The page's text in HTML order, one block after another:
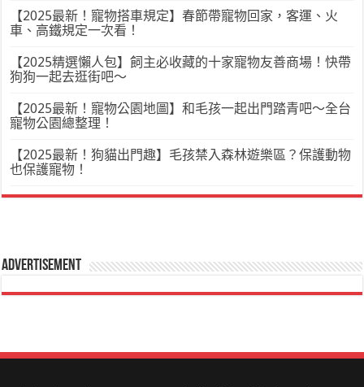
【2025最新！寵物搭車規定】春節帶寵物回家，客運、火
車、高鐵規定一次看！
【2025精選懶人包】飼主必收藏的十家寵物友善商場！快帶
狗狗一起去逛街吧～
【2025最新！寵物公園地圖】和毛孩一起出門踏青吧～全台
寵物公園總整理！
【2025最新！狗貓出門趣】毛孩禁入森林遊樂區？保護動物
也保護寵物！
Advertisement